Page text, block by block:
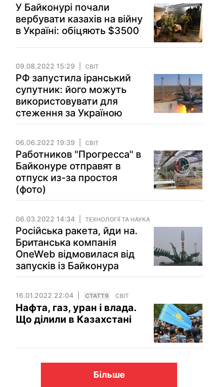
У Байконурі почали
вербувати казахів на війну
в Україні: обіцяють $3500
09.08.2022 15:29 СВІТ
РФ запустила іранський
супутник: його можуть
використовувати для
стеження за Україною
06.06.2022 19:39 СВІТ
Работников "Прогресса" в
Байконуре отправят в
отпуск из-за простоя
(фото)
06.03.2022 14:34 ТЕХНОЛОГІЇ ТА НАУКА
Російська ракета, йди на.
Британська компанія
OneWeb відмовилася від
запусків із Байконура
16.01.2022 22:04 СТАТТЯ СВІТ
Нафта, газ, уран і влада.
Що ділили в Казахстані
Більше